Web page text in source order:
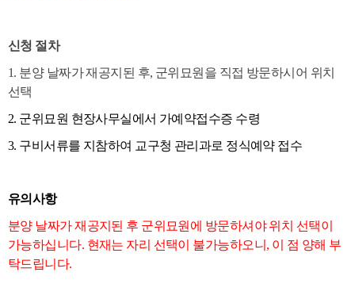
신청 절차
1. 분양 날짜가 재공지된 후, 군위묘원을 직접 방문하시어 위치
선택
2. 군위묘원 현장사무실에서 가예약접수증 수령
3. 구비서류를 지참하여 교구청 관리과로 정식예약 접수
유의사항
분양 날짜가 재공지된 후 군위묘원에 방문하셔야 위치 선택이
가능하십니다. 현재는 자리 선택이 불가능하오니, 이 점 양해 부
탁드립니다.